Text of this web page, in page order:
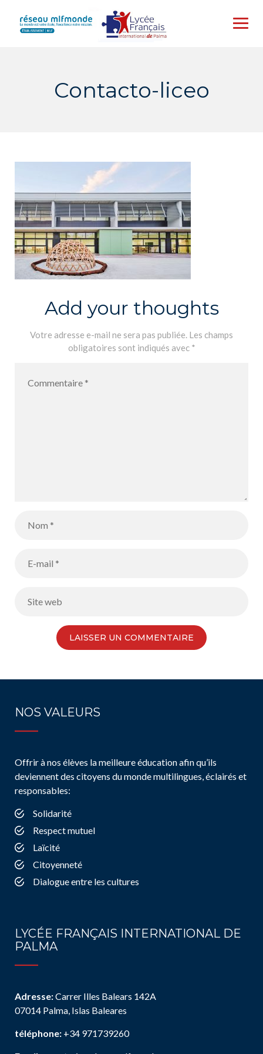
content
Contacto-liceo
Add your thoughts
Votre adresse e-mail ne sera pas publiée. Les champs
obligatoires sont indiqués avec *
NOS VALEURS
Offrir à nos élèves la meilleure éducation afin qu’ils
deviennent des citoyens du monde multilingues, éclairés et
responsables:
Solidarité
Respect mutuel
Laïcité
Citoyenneté
Dialogue entre les cultures
LYCÉE FRANÇAIS INTERNATIONAL DE
PALMA
Adresse:Carrer Illes Balears 142A
07014 Palma, Islas Baleares
téléphone: +34 971739260